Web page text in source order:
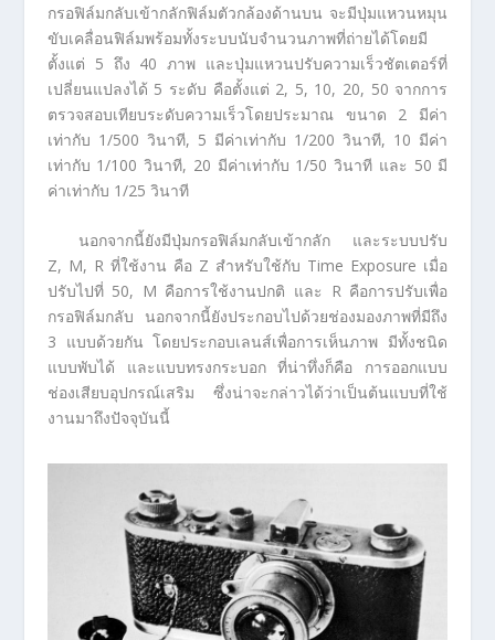
กรอฟิล์มกลับเข้ากลักฟิล์มตัวกล้องด้านบน จะมีปุ่มแหวนหมุน
ขับเคลื่อนฟิล์มพร้อมทั้งระบบนับจำนวนภาพที่ถ่ายได้โดยมี
ตั้งแต่ 5 ถึง 40 ภาพ และปุ่มแหวนปรับความเร็วชัตเตอร์ที่
เปลี่ยนแปลงได้ 5 ระดับ คือตั้งแต่ 2, 5, 10, 20, 50 จากการ
ตรวจสอบเทียบระดับความเร็วโดยประมาณ ขนาด 2 มีค่า
เท่ากับ 1/500 วินาที, 5 มีค่าเท่ากับ 1/200 วินาที, 10 มีค่า
เท่ากับ 1/100 วินาที, 20 มีค่าเท่ากับ 1/50 วินาที และ 50 มี
ค่าเท่ากับ 1/25 วินาที
นอกจากนี้ยังมีปุ่มกรอฟิล์มกลับเข้ากลัก และระบบปรับ
Z, M, R ที่ใช้งาน คือ Z สำหรับใช้กับ Time Exposure เมื่อ
ปรับไปที่ 50, M คือการใช้งานปกติ และ R คือการปรับเพื่อ
กรอฟิล์มกลับ นอกจากนี้ยังประกอบไปด้วยช่องมองภาพที่มีถึง
3 แบบด้วยกัน โดยประกอบเลนส์เพื่อการเห็นภาพ มีทั้งชนิด
แบบพับได้ และแบบทรงกระบอก ที่น่าทึ่งก็คือ การออกแบบ
ช่องเสียบอุปกรณ์เสริม ซึ่งน่าจะกล่าวได้ว่าเป็นต้นแบบที่ใช้
งานมาถึงปัจจุบันนี้